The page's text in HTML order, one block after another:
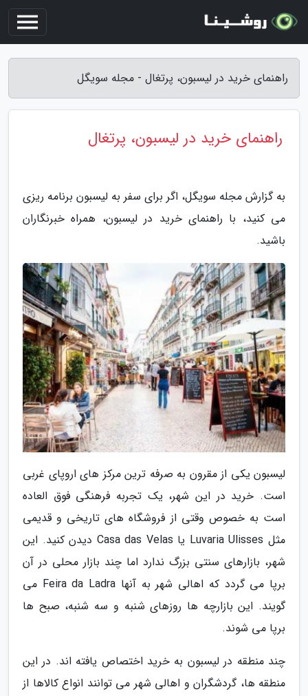
راهنمای خرید در لیسبون، پرتغال - مجله سویگل
راهنمای خرید در لیسبون، پرتغال
به گزارش مجله سویگل، اگر برای سفر به لیسبون برنامه ریزی
می کنید، با راهنمای خرید در لیسبون، همراه خبرنگاران
باشید.
لیسبون یکی از مقرون به صرفه ترین مرکز های اروپای غربی
است. خرید در این شهر، یک تجربه فرهنگی فوق العاده
است به خصوص وقتی از فروشگاه های تاریخی و قدیمی
مثل Luvaria Ulisses یا Casa das Velas دیدن کنید. این
شهر، بازارهای سنتی بزرگ ندارد اما چند بازار محلی در آن
برپا می گردد که اهالی شهر به آنها Feira da Ladra می
گویند. این بازارچه ها روزهای شنبه و سه شنبه، صبح ها
برپا می شوند.
چند منطقه در لیسبون به خرید اختصاص یافته اند. در این
منطقه ها، گردشگران و اهالی شهر می توانند انواع کالاها از